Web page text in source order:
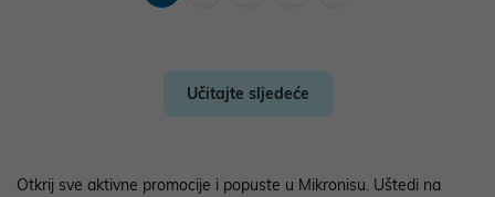
Učitajte sljedeće
Otkrij sve aktivne promocije i popuste u Mikronisu. Uštedi na